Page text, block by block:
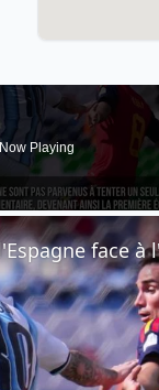
Now Playing